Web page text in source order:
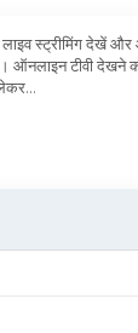
स्ट्रीमिंग देखें और
ऑनलाइन टीवी देखने